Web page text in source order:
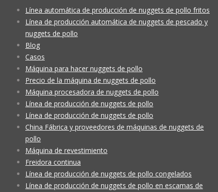
Línea automática de producción de nuggets de pollo fritos
Línea de producción automática de nuggets de pescado y
nuggets de pollo
Blog
Casos
Máquina para hacer nuggets de pollo
Precio de la máquina de nuggets de pollo
Máquina procesadora de nuggets de pollo
Línea de producción de nuggets de pollo
Línea de producción de nuggets de pollo
China Fábrica y proveedores de máquinas de nuggets de
pollo
Máquina de revestimiento
Freidora continua
Línea de producción de nuggets de pollo congelados
Línea de producción de nuggets de pollo en escamas de